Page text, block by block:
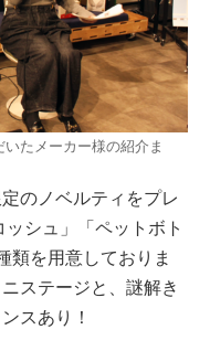
たメーカー様の紹介ま
のノベルティをプレ
シュ」「ペットボト
類を用意しておりま
ステージと、謎解き
スあり！